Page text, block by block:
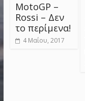
MotoGP –
Rossi – Δεν
το περίμενα!
4 Μαΐου, 2017